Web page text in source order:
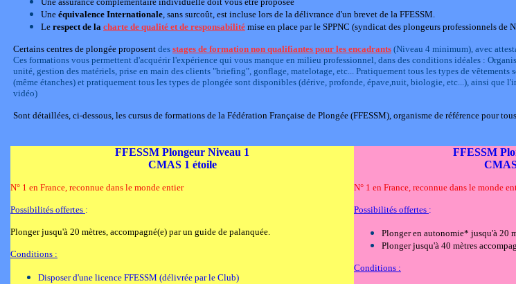
Une équivalence Internationale, sans surcoût, est incluse lors de la délivrance d'un brevet de la FFESSM.
Le respect de la charte de qualité et de responsabilité mise en place par le SPPNC (syndicat des plongeurs professionnels de
Certains centres de plongée proposent des stages de formation non qualifiantes pour les encadrants (Niveau 4 minimum), avec
Ces formations vous permettent d'acquérir l'expérience qui vous manque en milieu professionnel, dans des conditions idéales :
unité, gestion des matériels, prise en main des clients "briefing", gonflage, matelotage, etc... Pratiquement tous les types de
(même étanches) et pratiquement tous les types de plongée sont disponibles (dérive, profonde, épave,nuit, biologie, etc...), ainsi que
vidéo)
Sont détaillées, ci-dessous, les cursus de formations de la Fédération Française de Plongée (FFESSM), organisme de référence pour
FFESSM Plongeur Niveau 1
CMAS 1 étoile
N° 1 en France, reconnue dans le monde entier
Possibilités offertes :
Plonger jusqu'à 20 mètres, accompagné(e) par un guide de palanquée.
Conditions :
Disposer d'une licence FFESSM (délivrée par le Club)
FFESSM
N° 1 en France, reconnue dans le monde
Possibilités offertes :
Plonger en autonomie* jusqu'à 20
Plonger jusqu'à 40 mètres
Conditions :